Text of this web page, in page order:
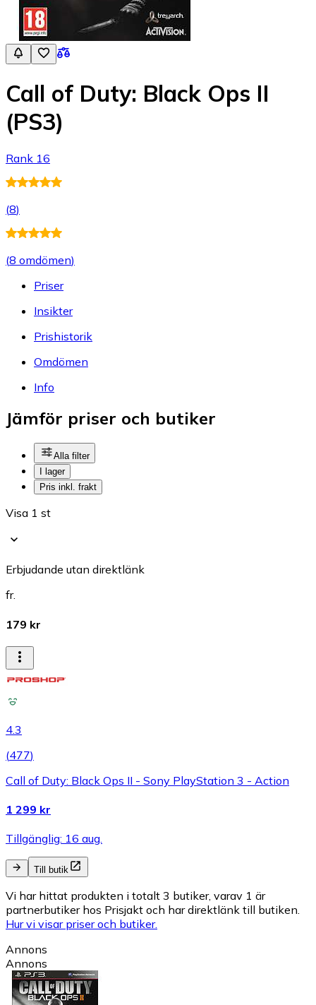
Call of Duty: Black Ops II
(PS3)
Rank 16
(8)
(8 omdömen)
Priser
Insikter
Prishistorik
Omdömen
Info
Jämför priser och butiker
Alla filter
I lager
Pris inkl. frakt
Visa 1 st
Erbjudande utan direktlänk
fr.
179 kr
4.3
(477)
Call of Duty: Black Ops II - Sony PlayStation 3 - Action
1 299 kr
Tillgänglig: 16 aug.
Till butik
Vi har hittat produkten i totalt 3 butiker, varav 1 är
partnerbutiker hos Prisjakt och har direktlänk till butiken.
Hur vi visar priser och butiker.
Annons
Annons